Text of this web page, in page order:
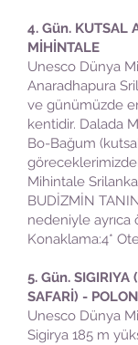
4. Gün. KUTSAL
MİHİNTALE
Unesco Dünya
Anaradhapura
ve günümüzde
kentidir. Dalada
Bo-Bağum
Mihintale
BUDİZMİN
nedeniyle ayrıca
Konaklama:4*
5. Gün. SIGIRIYA
SAFARİ) -
Unesco Dünya
Sigirya 185 m